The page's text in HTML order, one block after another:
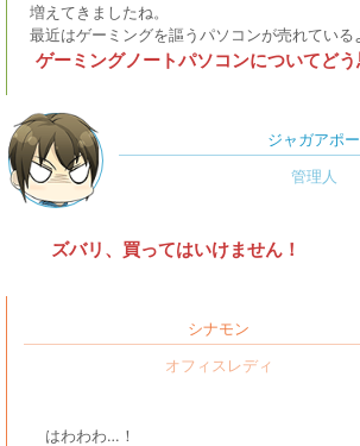
増えてきましたね。
最近はゲーミングを謳うパソコンが売れている
ゲーミングノートパソコンについてどう
ジャガアポー
ズバリ、買ってはいけません！
シナモン
はわわわ…！